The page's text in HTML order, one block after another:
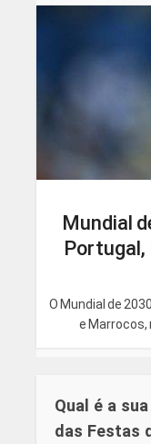
Mundial
Portugal,
O Mundial de
e Marrocos,
Qual é a
das Festas